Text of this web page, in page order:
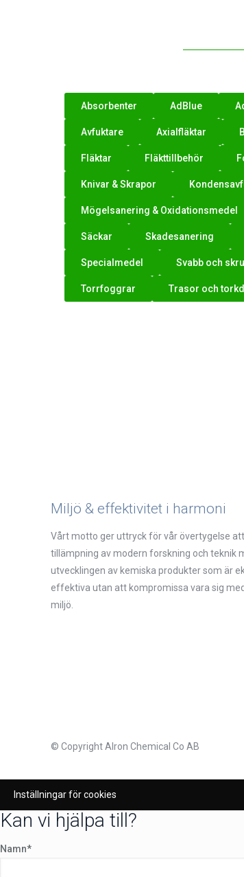
Absorbenter AdBlue
Avfuktare Axialfläktar
Fläktar Fläkttillbehör
Knivar & Skrapor
Mögelsanering & Oxidationsmedel
Säckar Skadesanering
Specialmedel Svabb och
Torrfoggrar Trasor och
Miljö & effektivitet i harmoni
Vårt motto ger uttryck för vår övertygelse
tillämpning av modern forskning och teknik
utvecklingen av kemiska produkter som är
effektiva utan att kompromissa vara sig
miljö.
© Copyright Alron Chemical Co AB
Inställningar för cookies
Kan vi hjälpa till?
Namn*